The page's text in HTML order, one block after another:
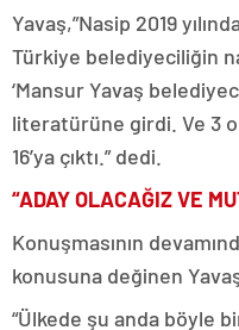
Yavaş,”Nasip 2019
Türkiye belediyeciliğin
‘Mansur Yavaş
literatürüne girdi. Ve 3
16’ya çıktı.” dedi.
“ADAY OLACAĞIZ VE
Konuşmasının
konusuna değinen
“Ülkede şu anda böyle